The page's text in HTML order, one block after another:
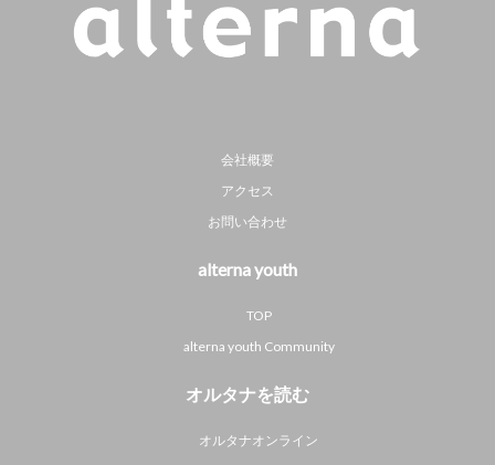
会社概要
アクセス
お問い合わせ
alterna youth
TOP
alterna youth Community
オルタナを読む
オルタナオンライン